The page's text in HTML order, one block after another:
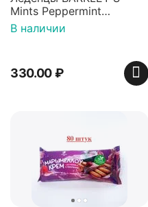
Mints Peppermint
перечная мята 50г,
Нидерланды
В наличии
330.00₽